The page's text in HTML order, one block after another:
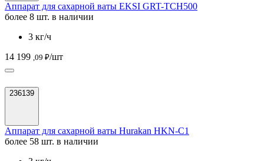
Аппарат для сахарной ваты EKSI GRT-TCH500
более 8 шт. в наличии
3 кг/ч
14 199 ,09 ₽/шт
236139
Аппарат для сахарной ваты Hurakan HKN-C1
более 58 шт. в наличии